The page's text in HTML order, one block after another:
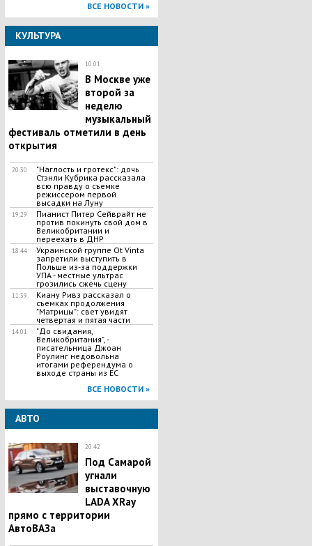
ВСЕ НОВОСТИ »
КУЛЬТУРА
10:01
В Москве уже
второй за
неделю
музыкальный
фестиваль отметили в день
открытия
20:30
"Наглость и гротекс": дочь
Стэнли Кубрика рассказала
всю правду о съемке
режиссером первой
высадки на Луну
19:29
Пианист Питер Сейврайт не
против покинуть свой дом в
Великобритании и
переехать в ДНР
18:44
Украинской группе Ot Vinta
запретили выступить в
Польше из-за поддержки
УПА - местные ультрас
грозились сжечь сцену
11:39
Киану Ривз рассказал о
съемках продолжения
"Матрицы": свет увидят
четвертая и пятая части
14:01
"До свидания,
Великобритания", -
писательница Джоан
Роулинг недовольна
итогами референдума о
выходе страны из ЕС
ВСЕ НОВОСТИ »
АВТО
20:42
Под Самарой
угнали
выставочную
LADA XRay
прямо с территории
АвтоВАЗа